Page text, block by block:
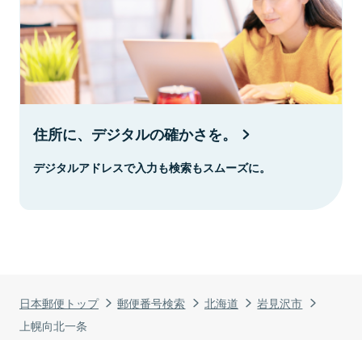
日本郵便トップ 郵便番号検索 北海道
岩見沢市
上幌向北一条
住所に、デジタルの確かさを。
デジタルアドレスで入力も検索もスムーズに。